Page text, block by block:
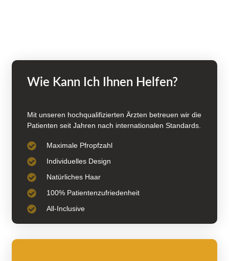
Wie Kann Ich Ihnen Helfen?
Mit unseren hochqualifizierten Ärzten betreuen wir die
Patienten seit Jahren nach internationalen Standards.
Maximale Pfropfzahl
Individuelles Design
Natürliches Haar
100% Patientenzufriedenheit
All-Inclusive